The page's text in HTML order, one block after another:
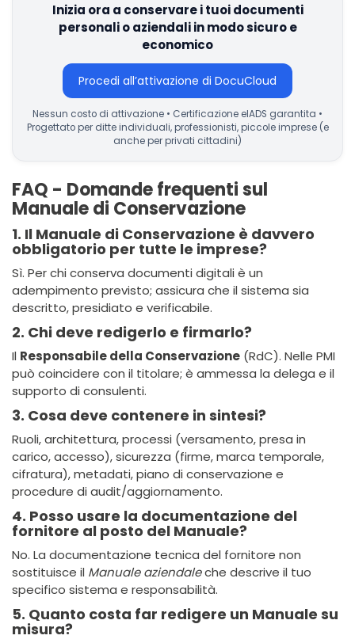
Inizia ora a conservare i tuoi documenti
personali o aziendali in modo sicuro e
economico
Procedi all’attivazione di DocuCloud
Nessun costo di attivazione • Certificazione eIADS garantita •
Progettato per ditte individuali, professionisti, piccole imprese (e
anche per privati cittadini)
FAQ - Domande frequenti sul
Manuale di Conservazione
1. Il Manuale di Conservazione è davvero
obbligatorio per tutte le imprese?
Sì. Per chi conserva documenti digitali è un
adempimento previsto; assicura che il sistema sia
descritto, presidiato e verificabile.
2. Chi deve redigerlo e firmarlo?
Il Responsabile della Conservazione (RdC). Nelle PMI
può coincidere con il titolare; è ammessa la delega e il
supporto di consulenti.
3. Cosa deve contenere in sintesi?
Ruoli, architettura, processi (versamento, presa in
carico, accesso), sicurezza (firme, marca temporale,
cifratura), metadati, piano di conservazione e
procedure di audit/aggiornamento.
4. Posso usare la documentazione del
fornitore al posto del Manuale?
No. La documentazione tecnica del fornitore non
sostituisce il Manuale aziendaleche descrive il tuo
specifico sistema e responsabilità.
5. Quanto costa far redigere un Manuale su
misura?